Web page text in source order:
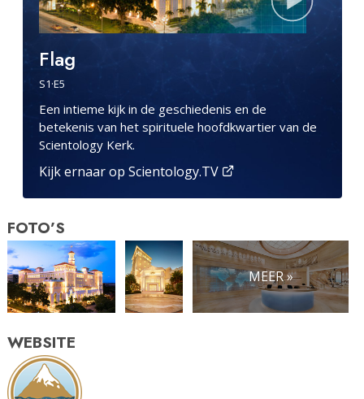
Flag
S1·E5
Een intieme kijk in de geschiedenis en de
betekenis van het spirituele hoofdkwartier van de
Scientology Kerk.
Kijk ernaar op Scientology.TV
FOTO’S
MEER »
WEBSITE